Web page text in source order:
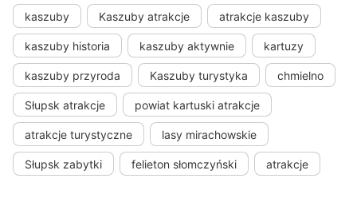
kaszuby Kaszuby atrakcje atrakcje kaszuby
kaszuby historia kaszuby aktywnie kartuzy
kaszuby przyroda Kaszuby turystyka chmielno
Słupsk atrakcje powiat kartuski atrakcje
atrakcje turystyczne lasy mirachowskie
Słupsk zabytki felieton słomczyński atrakcje